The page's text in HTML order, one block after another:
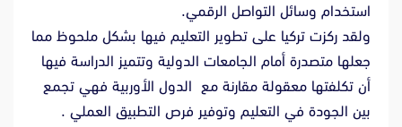
استخدام وسائل التواصل الرقمي.
ولقد ركزت تركيا على تطوير التعليم فيها بشكل ملحوظ مما
جعلها متصدرة أمام الجامعات الدولية وتتميز الدراسة فيها
أن تكلفتها معقولة مقارنة مع الدول الأوربية فهي تجمع
بين الجودة في التعليم وتوفير فرص التطبيق العملي .